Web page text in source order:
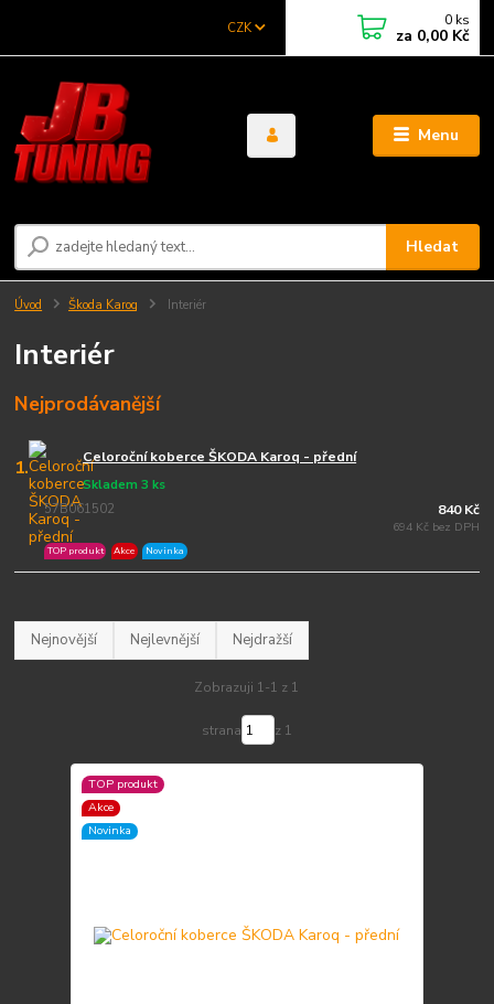
Menu
CZK
Hledat
0 ks
za 0,00 Kč
Úvod Škoda Karoq Interiér
Interiér
Nejprodávanější
1. Celoroční koberce ŠKODA Karoq - přední
57B061502
Skladem 3 ks
TOP produkt Akce Novinka
840 Kč
694 Kč bez DPH
Nejnovější Nejlevnější Nejdražší
Zobrazuji 1-1 z 1
strana z 1
TOP produkt
Akce
Novinka